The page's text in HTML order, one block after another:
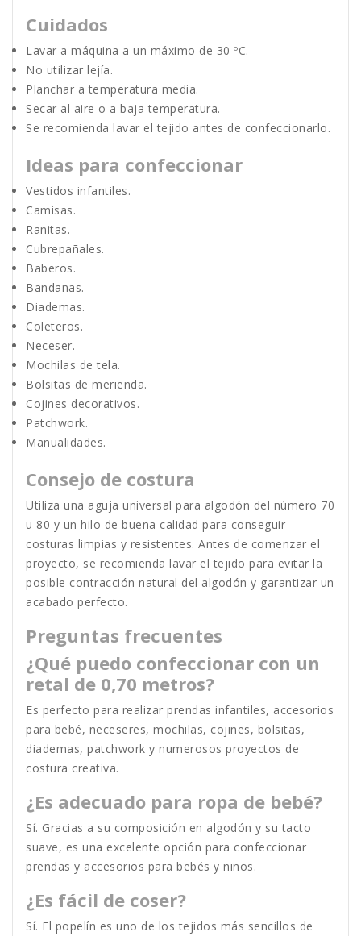
Cuidados
Lavar a máquina a un máximo de 30 ºC.
No utilizar lejía.
Planchar a temperatura media.
Secar al aire o a baja temperatura.
Se recomienda lavar el tejido antes de confeccionarlo.
Ideas para confeccionar
Vestidos infantiles.
Camisas.
Ranitas.
Cubrepañales.
Baberos.
Bandanas.
Diademas.
Coleteros.
Neceser.
Mochilas de tela.
Bolsitas de merienda.
Cojines decorativos.
Patchwork.
Manualidades.
Consejo de costura
Utiliza una aguja universal para algodón del número 70
u 80 y un hilo de buena calidad para conseguir
costuras limpias y resistentes. Antes de comenzar el
proyecto, se recomienda lavar el tejido para evitar la
posible contracción natural del algodón y garantizar un
acabado perfecto.
Preguntas frecuentes
¿Qué puedo confeccionar con un
retal de 0,70 metros?
Es perfecto para realizar prendas infantiles, accesorios
para bebé, neceseres, mochilas, cojines, bolsitas,
diademas, patchwork y numerosos proyectos de
costura creativa.
¿Es adecuado para ropa de bebé?
Sí. Gracias a su composición en algodón y su tacto
suave, es una excelente opción para confeccionar
prendas y accesorios para bebés y niños.
¿Es fácil de coser?
Sí. El popelín es uno de los tejidos más sencillos de